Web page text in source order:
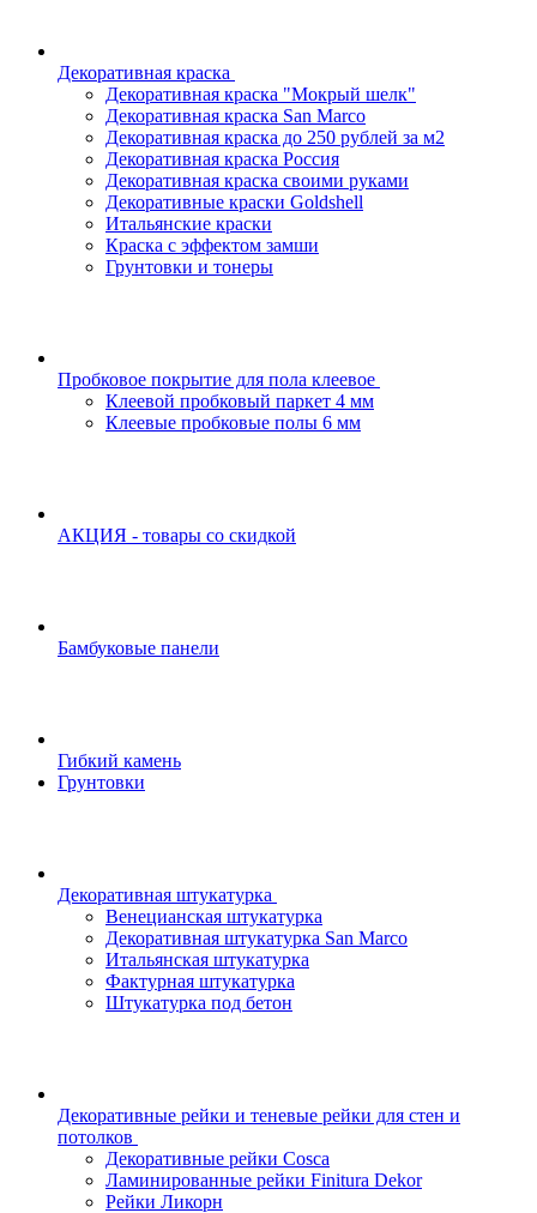
Декоративная краска
Декоративная краска "Мокрый шелк"
Декоративная краска San Marco
Декоративная краска до 250 рублей за м2
Декоративная краска Россия
Декоративная краска своими руками
Декоративные краски Goldshell
Итальянские краски
Краска с эффектом замши
Грунтовки и тонеры
Пробковое покрытие для пола клеевое
Клеевой пробковый паркет 4 мм
Клеевые пробковые полы 6 мм
АКЦИЯ - товары со скидкой
Бамбуковые панели
Гибкий камень
Грунтовки
Декоративная штукатурка
Венецианская штукатурка
Декоративная штукатурка San Marco
Итальянская штукатурка
Фактурная штукатурка
Штукатурка под бетон
Декоративные рейки и теневые рейки для стен и
потолков
Декоративные рейки Cosca
Ламинированные рейки Finitura Dekor
Рейки Ликорн